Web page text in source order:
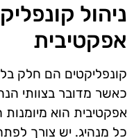
ניהול
אפקטיבית
קונפליקטים הם חלק
כאשר מדובר בצוותי
אפקטיבית הוא
כל מנהיג. יש צורך